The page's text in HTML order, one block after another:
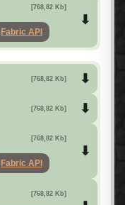
[768,82 Kb]
Fabric API
[768,82 Kb]
[768,82 Kb]
[768,82 Kb]
Fabric API
[768,82 Kb]